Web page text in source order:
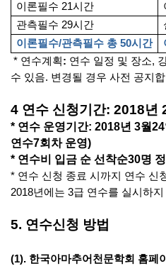
이론필수 21시간
관측필수 29시간
이론필수/관측필수 총 50시간
* 연수계획: 연수 일정 및 장소,
수 있음. 변경될 경우 사전 공지
4 연수 신청기간: 2018년
* 연수 운영기간: 2018년 3월24
연수7회차 운영)
* 연수비 입금 순 선착순30명
* 연수 신청 종료 시까지 연수 신
2018년에는 3급 연수를 실시하
5. 연수신청 방법
(1). 한국아마추어천문학회 홈페